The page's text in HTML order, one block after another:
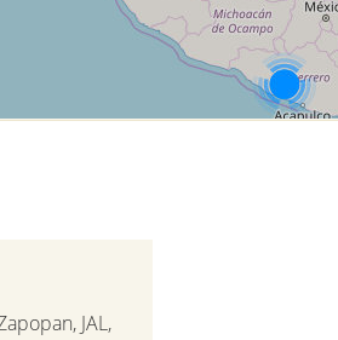
JAL,